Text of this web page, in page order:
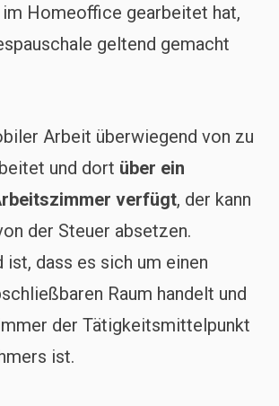
Homeoffice gearbeitet hat,
geltend gemacht
Arbeit überwiegend von zu
und dort über ein
verfügt, der kann
der Steuer absetzen.
ist, dass es sich um einen
Raum handelt und
der Tätigkeitsmittelpunkt
ist.